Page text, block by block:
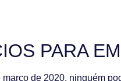
PARA
de 2020, ninguém